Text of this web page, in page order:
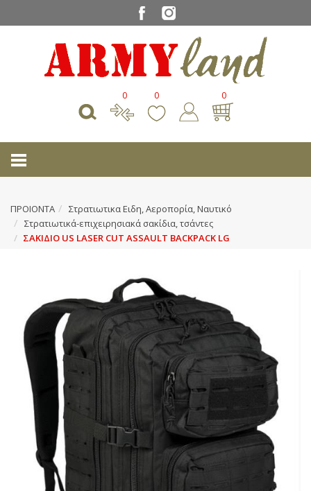
0 0 0
ΠΡΟΙΟΝΤΑ
Στρατιωτικα Ειδη, Αεροπορία, Ναυτικό
Στρατιωτικά-επιχειρησιακά σακίδια, τσάντες
ΣΑΚΙΔΙΟ US LASER CUT ASSAULT BACKPACK LG